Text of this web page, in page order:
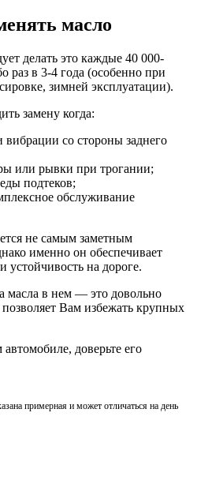
масло
делать это каждые 40 000-
раз в 3-4 года (особенно при
зимней эксплуатации).
замену когда:
со стороны заднего
или рывки при трогании;
подтеков;
обслуживание
не самым заметным
именно он обеспечивает
устойчивость на дороге.
масла в нем — это довольно
позволяет Вам избежать крупных
доверьте его
примерная и может отличаться на день